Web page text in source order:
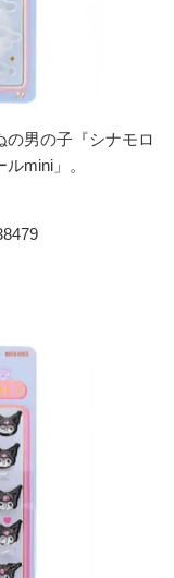
の男の子『シナモロ
mini」。